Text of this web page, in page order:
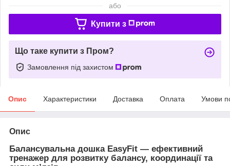
або
Купити з
Що таке купити з Пром?
Замовлення під захистом
Опис Характеристики Доставка Оплата Умови
Опис
Балансувальна дошка EasyFit — ефективний
тренажер для розвитку балансу, координації та